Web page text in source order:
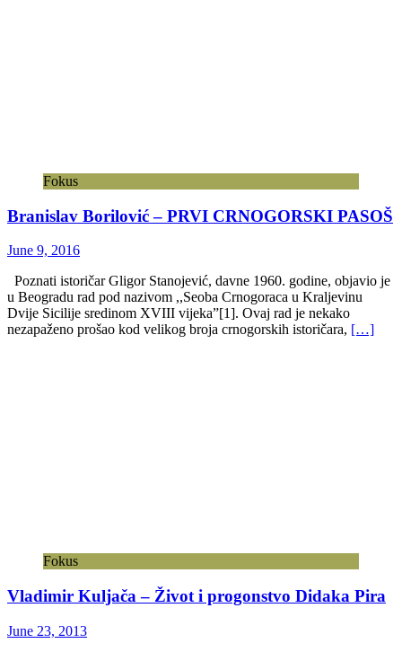
Fokus
Branislav Borilović – PRVI CRNOGORSKI PASOŠ
June 9, 2016
Poznati istoričar Gligor Stanojević, davne 1960. godine, objavio je
u Beogradu rad pod nazivom ,,Seoba Crnogoraca u Kraljevinu
Dvije Sicilije sredinom XVIII vijeka”[1]. Ovaj rad je nekako
nezapaženo prošao kod velikog broja crnogorskih istoričara, […]
Fokus
Vladimir Kuljača – Život i progonstvo Didaka Pira
June 23, 2013